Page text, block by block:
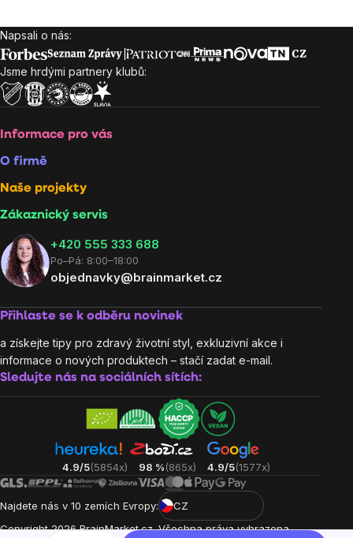
Zápatí
Napsali o nás:
Jsme hrdými partnery klubů:
Informace pro vás
O firmě
Naše projekty
Zákaznický servis
‭+420 555 333 688
Po–Pá: 8:00–18:00
objednavky@brainmarket.cz
Přihlaste se k odběru novinek
a získejte tipy pro zdravý životní styl, exkluzivní akce i
informace o nových produktech – stačí zadat e-mail.
Sledujte nás na sociálních sítích:
4.9/5(5854x) 98 %(865x) 4.9/5(1577x)
Najdete nás v 10 zemích Evropy:
CZ
Copyright2026BrainMarket.cz. Všechna práva vyhrazena.